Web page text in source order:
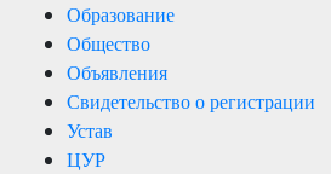
Образование
Общество
Объявления
Свидетельство о регистрации
Устав
ЦУР